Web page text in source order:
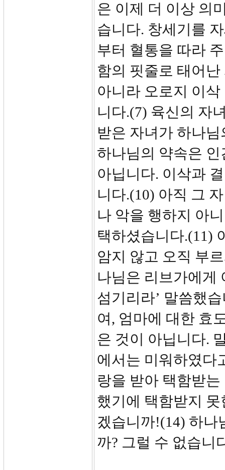
은 이제 더 이상 의
습니다. 창세기를
부터 혈통을 따라
함의 핏줄로 태어
아니라 오로지 이
니다.(7) 육신의 자
받은 자녀가 하나
하나님의 약속은
아닙니다. 이삭과
니다.(10) 아직 그
나 악을 행하지 아
택하셨습니다.(11)
암지 않고 오직 부
나님은 리브가에게
섬기리라’ 말씀했
여, 엄마에 대한 효
은 것이 아닙니다.
에서는 미워하였다
랑을 받아 택함받
했기에 택함받지
겠습니까!(14) 하나
까? 그럴 수 없습니